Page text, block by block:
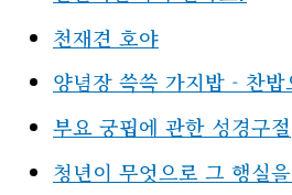
천재견 호야
양념장 쓱쓱 가지밥 - 찬밥
부요 궁핍에 관한 성경구절
청년이 무엇으로 그 행실